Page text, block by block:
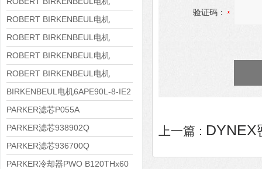
8APE160L-4-IE3
ROBERT BIRKENBEUL电机
8APE112M-6K-IE3
ROBERT BIRKENBEUL电机
8APE100L-2 IE3
ROBERT BIRKENBEUL电机
8APE90S-4 IE3
ROBERT BIRKENBEUL电机
8APE80M-2K-IE3
BIRKENBEUL电机6APE90L-8-IE2
PARKER滤芯P055A
PARKER滤芯938902Q
PARKER滤芯936700Q
PARKER冷却器PWO B120THx60
验证码：
上一篇 : DYNEX